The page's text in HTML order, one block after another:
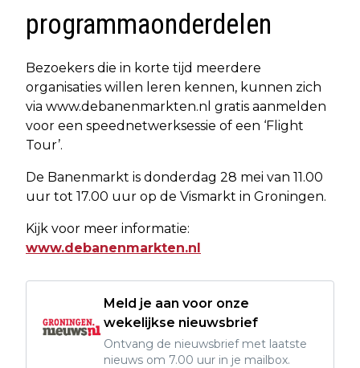
programmaonderdelen
Bezoekers die in korte tijd meerdere
organisaties willen leren kennen, kunnen zich
via www.debanenmarkten.nl gratis aanmelden
voor een speednetwerksessie of een ‘Flight
Tour’.
De Banenmarkt is donderdag 28 mei van 11.00
uur tot 17.00 uur op de Vismarkt in Groningen.
Kijk voor meer informatie:
www.debanenmarkten.nl
Meld je aan voor onze
wekelijkse nieuwsbrief
Ontvang de nieuwsbrief met laatste
nieuws om 7.00 uur in je mailbox.